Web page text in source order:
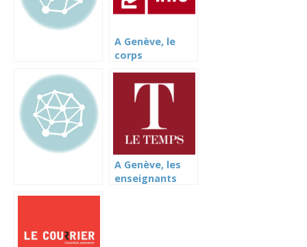
A Genève, le
corps
manifeste pour
ses conditions
A Genève, les
enseignants